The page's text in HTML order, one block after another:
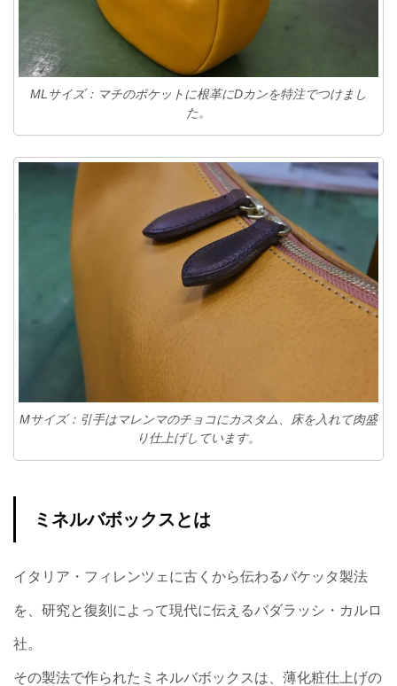
MLサイズ：マチのポケットに根革にDカンを特注でつけまし
た。
Mサイズ：引手はマレンマのチョコにカスタム、床を入れて肉盛
り仕上げしています。
ミネルバボックスとは
イタリア・フィレンツェに古くから伝わるバケッタ製法
を、研究と復刻によって現代に伝えるバダラッシ・カルロ
社。
その製法で作られたミネルバボックスは、薄化粧仕上げの